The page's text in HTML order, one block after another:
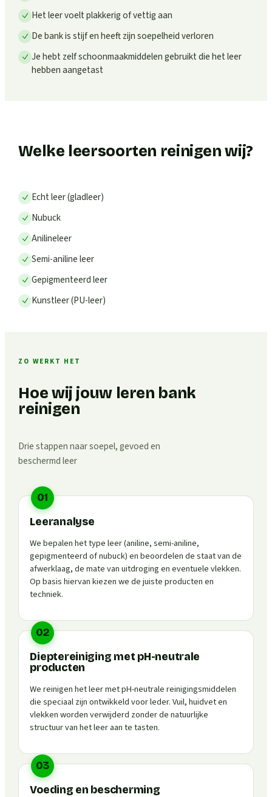
Het leer voelt plakkerig of vettig aan
De bank is stijf en heeft zijn soepelheid verloren
Je hebt zelf schoonmaakmiddelen gebruikt die het leer
hebben aangetast
Welke leersoorten reinigen wij?
Echt leer (gladleer)
Nubuck
Anilineleer
Semi-aniline leer
Gepigmenteerd leer
Kunstleer (PU-leer)
ZO WERKT HET
Hoe wij jouw leren bank
reinigen
Drie stappen naar soepel, gevoed en
beschermd leer
01
Leeranalyse
We bepalen het type leer (aniline, semi-aniline,
gepigmenteerd of nubuck) en beoordelen de staat van de
afwerklaag, de mate van uitdroging en eventuele vlekken.
Op basis hiervan kiezen we de juiste producten en
techniek.
02
Dieptereiniging met pH-neutrale
producten
We reinigen het leer met pH-neutrale reinigingsmiddelen
die speciaal zijn ontwikkeld voor leder. Vuil, huidvet en
vlekken worden verwijderd zonder de natuurlijke
structuur van het leer aan te tasten.
03
Voeding en bescherming